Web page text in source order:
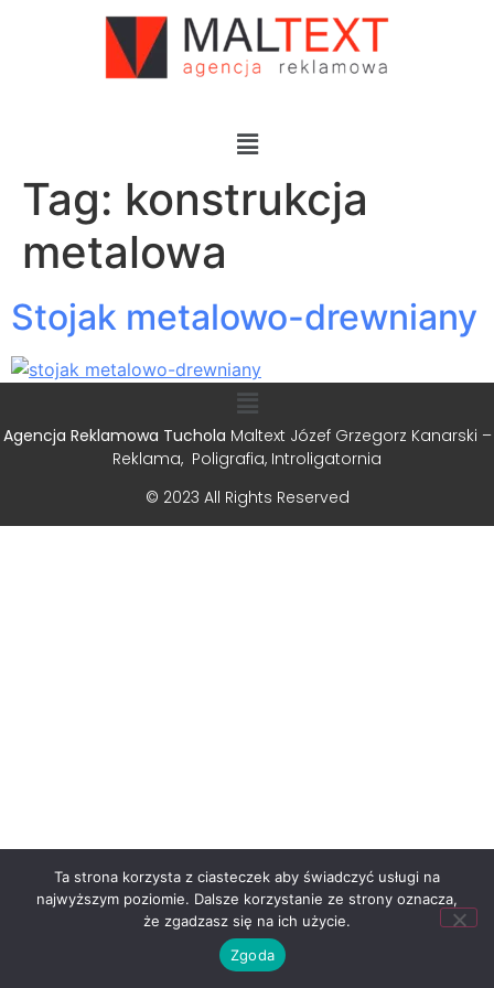
Tag: konstrukcja
metalowa
Stojak metalowo-drewniany
Agencja Reklamowa Tuchola Maltext Józef Grzegorz Kanarski –
Reklama, Poligrafia, Introligatornia
© 2023 All Rights Reserved
Ta strona korzysta z ciasteczek aby świadczyć usługi na
najwyższym poziomie. Dalsze korzystanie ze strony oznacza,
że zgadzasz się na ich użycie.
Zgoda